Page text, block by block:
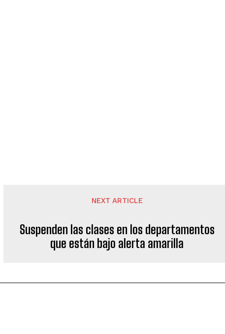
NEXT ARTICLE
Suspenden las clases en los departamentos
que están bajo alerta amarilla